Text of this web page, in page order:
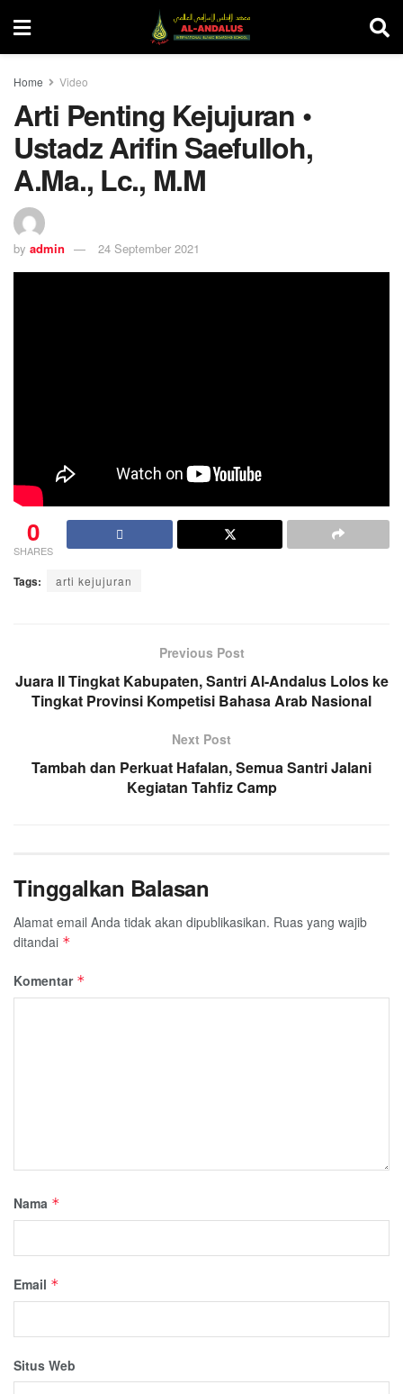
Home Video
Arti Penting Kejujuran •
Ustadz Arifin Saefulloh,
A.Ma., Lc., M.M
by admin 24 September 2021
0
SHARES
Tags: arti kejujuran
Previous Post
Juara II Tingkat Kabupaten, Santri Al-Andalus Lolos ke
Tingkat Provinsi Kompetisi Bahasa Arab Nasional
Next Post
Tambah dan Perkuat Hafalan, Semua Santri Jalani
Kegiatan Tahfiz Camp
Tinggalkan Balasan
Alamat email Anda tidak akan dipublikasikan. Ruas yang wajib
ditandai *
Komentar *
Nama *
Email *
Situs Web